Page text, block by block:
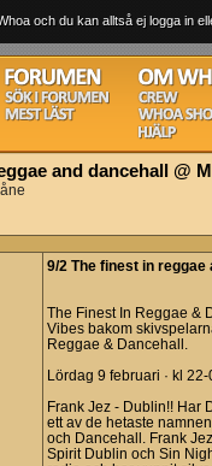
och du kan alltså ej logga in
and dancehall @
9/2 The finest in reggae
The Finest In Reggae &
Vibes bakom
Reggae & Dancehall.
Lördag 9 februari · kl
Frank Jez - Dublin!! Har
ett av de hetaste
och Dancehall. Frank
Spirit Dublin och Sin